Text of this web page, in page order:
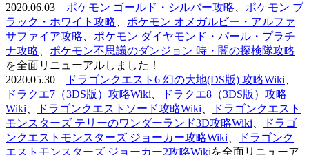
2020.06.03 ポケモン ゴールド・シルバー攻略
ポケモン ブ
ラック・ホワイト攻略
ポケモン オメガルビー・アルファ
サファイア攻略
ポケモン ダイヤモンド・パール・プラチ
ナ攻略
ポケモン不思議のダンジョン 時・闇の探検隊攻略
を全面リニューアルしました！
2020.05.30
ドラゴンクエスト6 幻の大地(DS版) 攻略Wiki
ドラクエ7（3DS版）攻略Wiki
ドラクエ8（3DS版）攻略
Wiki
ドラゴンクエストソード攻略Wiki
ドラゴンクエスト
モンスターズ テリーのワンダーランド3D攻略Wiki
ドラゴ
ンクエストモンスターズ ジョーカー攻略Wiki
ドラゴンク
エストモンスターズ ジョーカー2攻略Wikiを全面リニューア